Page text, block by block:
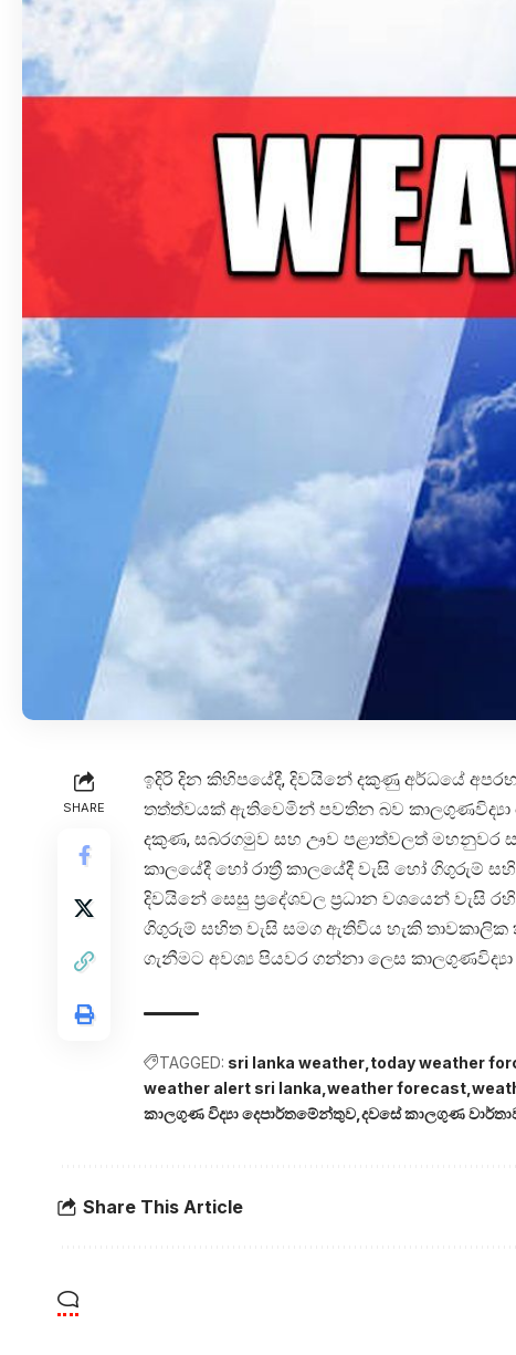
SHARE
ඉදිරි දින කිහිපයේදී, දිවයිනේ දකුණු අර්ධයේ
තත්ත්වයක් ඇතිවෙමින් පවතින බව කාලගුණවිද්‍යා
දකුණ, සබරගමුව සහ ඌව පළාත්වලත් මහනුවර
කාලයේදී හෝ රාත්‍රී කාලයේදී වැසි හෝ ගිගුරුම්
දිවයිනේ සෙසු ප්‍රදේශවල ප්‍රධාන වශයෙන් වැසි
ගිගුරුම් සහිත වැසි සමග ඇතිවිය හැකි
ගැනීමට අවශ්‍ය පියවර ගන්නා ලෙස
TAGGED: sri lanka weather today weather
weather alert sri lanka weather forecast
කාලගුණ විද්‍යා දෙපාර්තමේන්තුව දවසේ කාලගුණ
Share This Article